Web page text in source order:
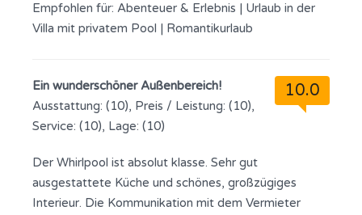
Empfohlen für: Abenteuer & Erlebnis | Urlaub in der
Villa mit privatem Pool | Romantikurlaub
10.0
Ein wunderschöner Außenbereich!
Ausstattung: (10), Preis / Leistung: (10),
Service: (10), Lage: (10)
Der Whirlpool ist absolut klasse. Sehr gut
ausgestattete Küche und schönes, großzügiges
Interieur. Die Kommunikation mit dem Vermieter